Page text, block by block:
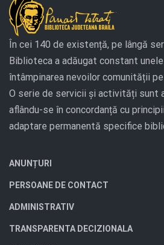
În cei 140 de existență, pe lângă
Biblioteca a adăugat constant
întâmpinarea nevoilor comunității
O serie de servicii și activități sunt
aflându-se în concordanță cu
adaptare permanentă specifice
ANUNȚURI
PERSOANE DE CONTACT
ADMINISTRATIV
TRANSPARENTA DECIZIONALA